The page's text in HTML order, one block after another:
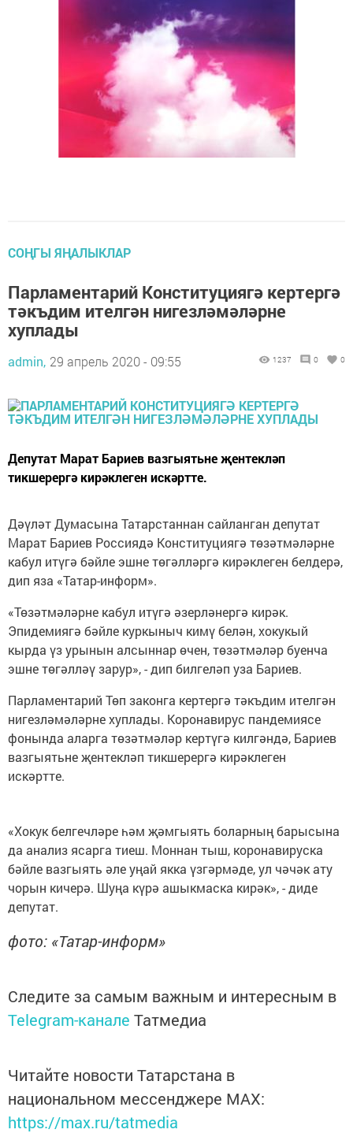
СОҢГЫ ЯҢАЛЫКЛАР
Парламентарий Конституциягә кертергә
тәкъдим ителгән нигезләмәләрне
хуплады
admin, 29 апрель 2020 - 09:55 1237 0 0
Депутат Марат Бариев вазгыятьне җентекләп
тикшерергә кирәклеген искәртте.
Дәүләт Думасына Татарстаннан сайланган депутат
Марат Бариев Россиядә Конституциягә төзәтмәләрне
кабул итүгә бәйле эшне төгәлләргә кирәклеген белдерә,
дип яза «Татар-информ».
«Төзәтмәләрне кабул итүгә әзерләнергә кирәк.
Эпидемиягә бәйле куркыныч кимү белән, хокукый
кырда үз урынын алсыннар өчен, төзәтмәләр буенча
эшне төгәлләү зарур», - дип билгеләп уза Бариев.
Парламентарий Төп законга кертергә тәкъдим ителгән
нигезләмәләрне хуплады. Коронавирус пандемиясе
фонында аларга төзәтмәләр кертүгә килгәндә, Бариев
вазгыятьне җентекләп тикшерергә кирәклеген
искәртте.
«Хокук белгечләре һәм җәмгыять боларның барысына
да анализ ясарга тиеш. Моннан тыш, коронавируска
бәйле вазгыять әле уңай якка үзгәрмәде, ул чәчәк ату
чорын кичерә. Шуңа күрә ашыкмаска кирәк», - диде
депутат.
фото: «Татар-информ»
Следите за самым важным и интересным в
Telegram-канале Татмедиа
Читайте новости Татарстана в
национальном мессенджере MАХ:
https://max.ru/tatmedia